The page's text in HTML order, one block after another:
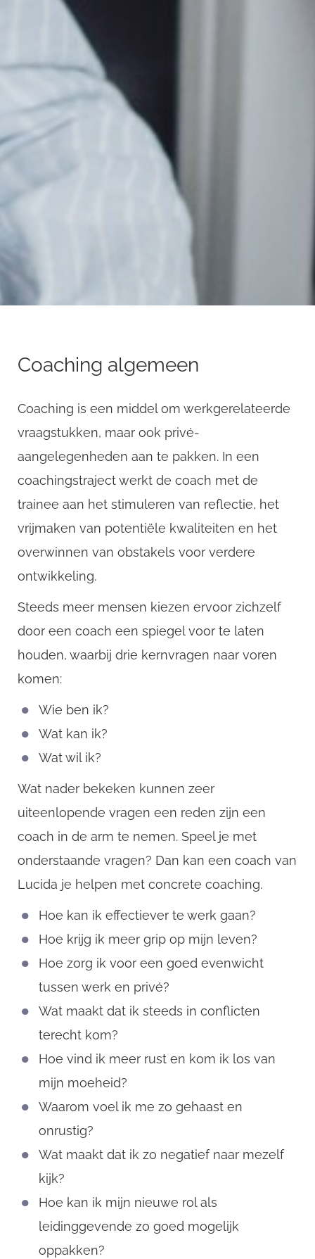
Coaching algemeen
Coaching is een middel om werkgerelateerde
vraagstukken, maar ook privé-
aangelegenheden aan te pakken. In een
coachingstraject werkt de coach met de
trainee aan het stimuleren van reflectie, het
vrijmaken van potentiële kwaliteiten en het
overwinnen van obstakels voor verdere
ontwikkeling.
Steeds meer mensen kiezen ervoor zichzelf
door een coach een spiegel voor te laten
houden, waarbij drie kernvragen naar voren
komen:
Wie ben ik?
Wat kan ik?
Wat wil ik?
Wat nader bekeken kunnen zeer
uiteenlopende vragen een reden zijn een
coach in de arm te nemen. Speel je met
onderstaande vragen? Dan kan een coach van
Lucida je helpen met concrete coaching.
Hoe kan ik effectiever te werk gaan?
Hoe krijg ik meer grip op mijn leven?
Hoe zorg ik voor een goed evenwicht
tussen werk en privé?
Wat maakt dat ik steeds in conflicten
terecht kom?
Hoe vind ik meer rust en kom ik los van
mijn moeheid?
Waarom voel ik me zo gehaast en
onrustig?
Wat maakt dat ik zo negatief naar mezelf
kijk?
Hoe kan ik mijn nieuwe rol als
leidinggevende zo goed mogelijk
oppakken?